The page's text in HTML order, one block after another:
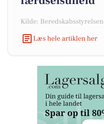
Kilde: Beredskabsstyrelsen
Læs hele artiklen her